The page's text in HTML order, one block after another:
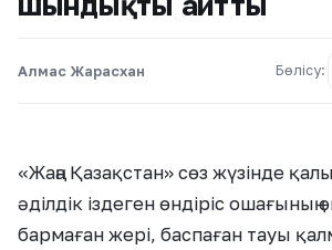
Алмас Жарасхан Бөлісу:
«Жаңа Қазақстан» сөз жүзінде
әділдік іздеген өндіріс ошағының
бармаған жері, баспаған тауы